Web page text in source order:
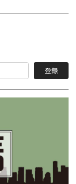
登録